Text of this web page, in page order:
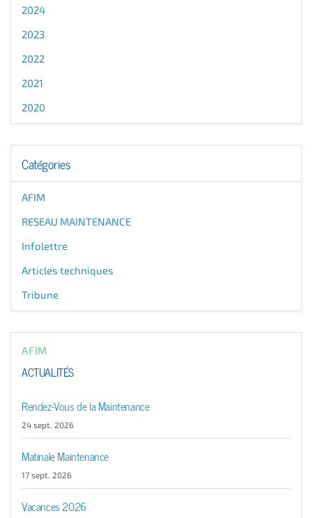
2024
2023
2022
2021
2020
Catégories
AFIM
RESEAU MAINTENANCE
Infolettre
Articles techniques
Tribune
AFIM
ACTUALITÉS
Rendez-Vous de la Maintenance
24 sept. 2026
Matinale Maintenance
17 sept. 2026
Vacances 2026